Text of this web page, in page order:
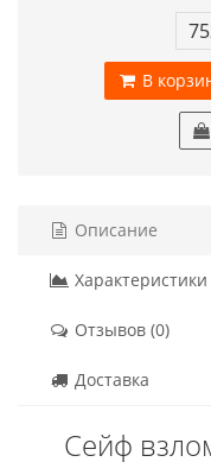
В
Описание
Характеристики
Отзывов (0)
Доставка
Сейф